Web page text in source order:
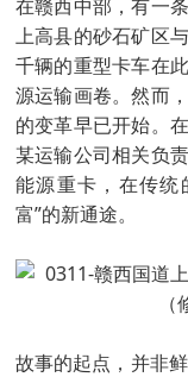
在赣西中部，有一
上高县的砂石矿区
千辆的重型卡车在
源运输画卷。然而
的变革早已开始。
某运输公司相关负
能源重卡，在传统
富”的新通途。
故事的起点，并非